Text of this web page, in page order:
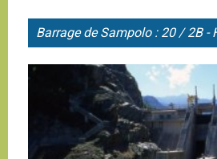
Barrage deSampolo : 20 / 2B -